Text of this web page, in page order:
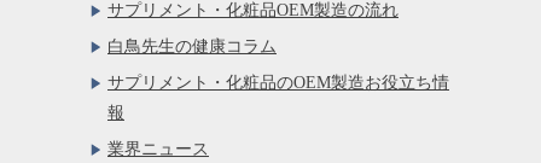
サプリメント・化粧品OEM製造の流れ
白鳥先生の健康コラム
サプリメント・化粧品のOEM製造お役立ち情
報
業界ニュース